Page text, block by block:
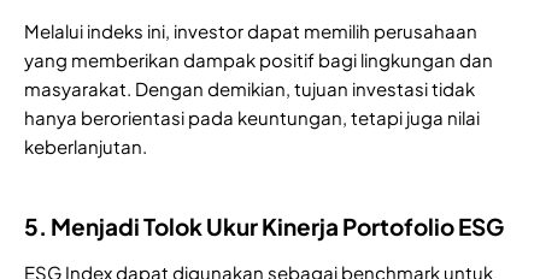
Melalui indeks ini, investor dapat memilih perusahaan
yang memberikan dampak positif bagi lingkungan dan
masyarakat. Dengan demikian, tujuan investasi tidak
hanya berorientasi pada keuntungan, tetapi juga nilai
keberlanjutan.
5. Menjadi Tolok Ukur Kinerja Portofolio ESG
ESG Index dapat digunakan sebagai benchmark untuk